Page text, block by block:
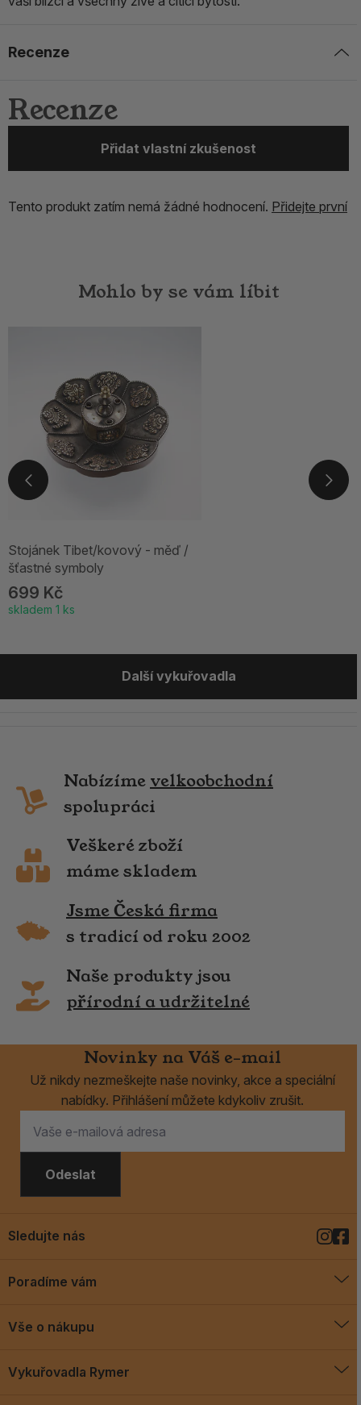
Recenze
Recenze
Přidat vlastní zkušenost
Tento produkt zatím nemá žádné hodnocení. Přidejte první
Mohlo by se vám líbit
Stojánek Tibet/kovový - měď /
šťastné symboly
699 Kč
skladem 1 ks
Další vykuřovadla
Nabízíme velkoobchodní
spolupráci
Veškeré zboží
máme skladem
Jsme Česká firma
s tradicí od roku 2002
Naše produkty jsou
přírodní a udržitelné
Novinky na Váš e-mail
Už nikdy nezmeškejte naše novinky, akce a speciální
nabídky. Přihlášení můžete kdykoliv zrušit.
Odeslat
Poradíme vám
Blog
Vše o nákupu
Vykuřovadla Rymer
Sledujte nás